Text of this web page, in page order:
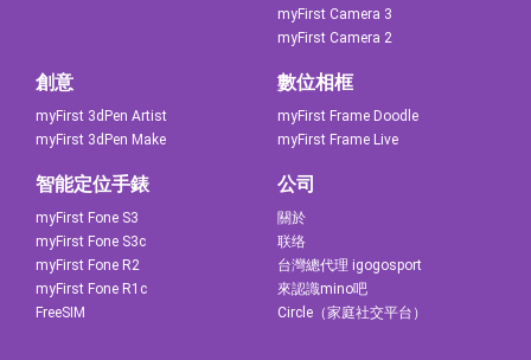
myFirst Camera 3
myFirst Camera 2
創意
myFirst 3dPen Artist
myFirst 3dPen Make
數位相框
myFirst Frame Doodle
myFirst Frame Live
智能定位手錶
myFirst Fone S3
myFirst Fone S3c
myFirst Fone R2
myFirst Fone R1c
FreeSIM
公司
關於
联络
台灣總代理 igogosport
來認識mino吧
Circle（家庭社交平台）